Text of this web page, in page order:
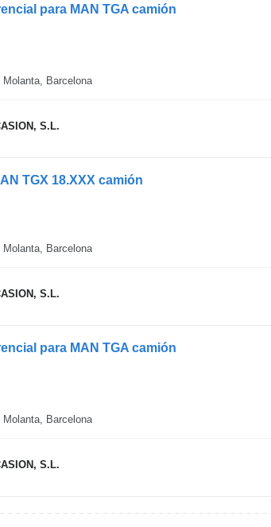
para MAN TGA camión
Barcelona
S.L.
TGX 18.XXX camión
Barcelona
S.L.
para MAN TGA camión
Barcelona
S.L.